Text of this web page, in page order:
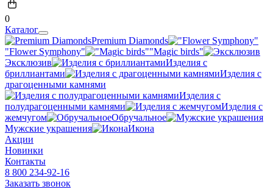
0
Каталог
Premium Diamonds
"Flower Symphony"
"Magic birds"
Эксклюзив
Изделия с
бриллиантами
Изделия с
драгоценными камнями
Изделия с
полудрагоценными камнями
Изделия с
жемчугом
Обручальное
Мужские украшения
Икона
Акции
Новинки
Контакты
8 800 234-92-16
Заказать звонок